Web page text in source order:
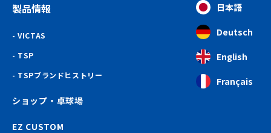
製品情報
VICTAS
TSP
TSPブランドヒストリー
ショップ・卓球場
EZ CUSTOM
日本語
Deutsch
English
Français